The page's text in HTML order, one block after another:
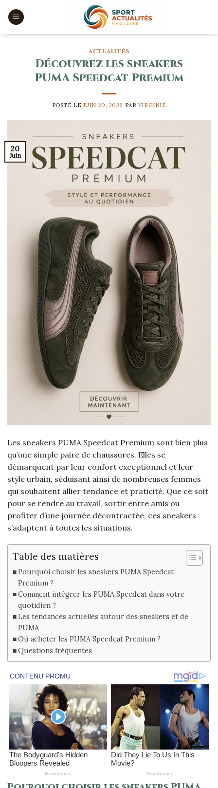
ACTUALITÉS
Découvrez les sneakers
PUMA Speedcat Premium
POSTÉ LE JUIN 20, 2026 PAR VIRGINIE
20
Juin
Les sneakers PUMA Speedcat Premium sont bien plus
qu’une simple paire de chaussures. Elles se
démarquent par leur confort exceptionnel et leur
style urbain, séduisant ainsi de nombreuses femmes
qui souhaitent allier tendance et praticité. Que ce soit
pour se rendre au travail, sortir entre amis ou
profiter d’une journée décontractée, ces sneakers
s’adaptent à toutes les situations.
Table des matières
Pourquoi choisir les sneakers PUMA Speedcat
Premium ?
Comment intégrer les PUMA Speedcat dans votre
quotidien ?
Les tendances actuelles autour des sneakers et de
PUMA
Où acheter les PUMA Speedcat Premium ?
Questions fréquentes